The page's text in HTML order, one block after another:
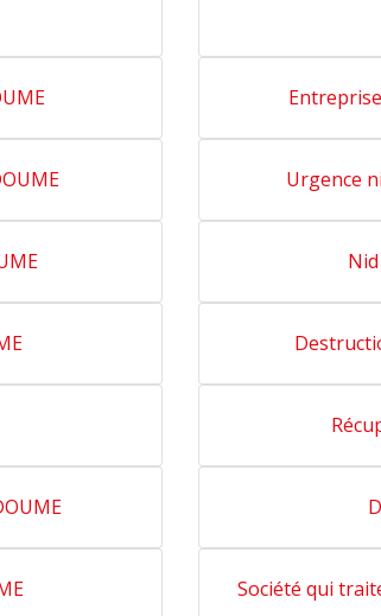
Urgence
Société qui